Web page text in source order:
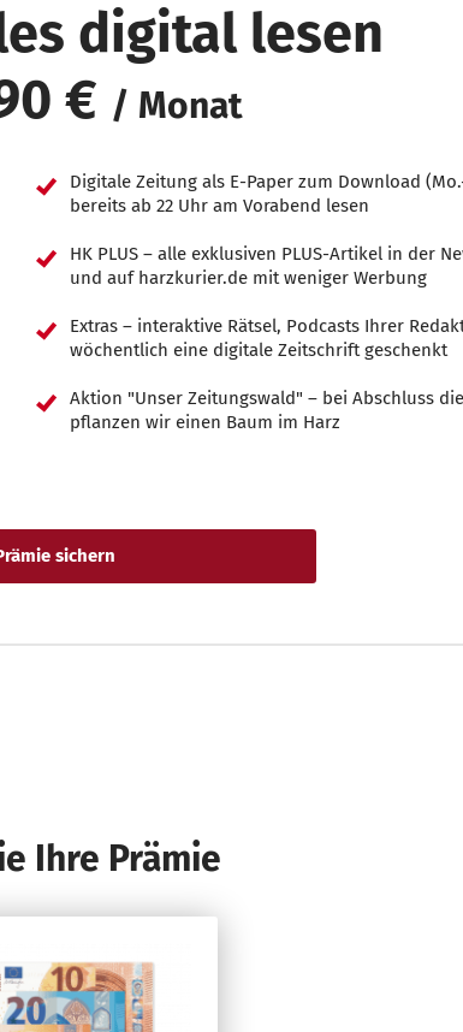
digital lesen
€ / Monat
Digitale Zeitung als E-Paper zum Download
bereits ab 22 Uhr am Vorabend lesen
HK PLUS – alle exklusiven PLUS-Artikel in der
und auf harzkurier.de mit weniger Werbung
Extras – interaktive Rätsel, Podcasts Ihrer
wöchentlich eine digitale Zeitschrift geschenkt
Aktion "Unser Zeitungswald" – bei Abschluss
pflanzen wir einen Baum im Harz
sichern
Ihre Prämie